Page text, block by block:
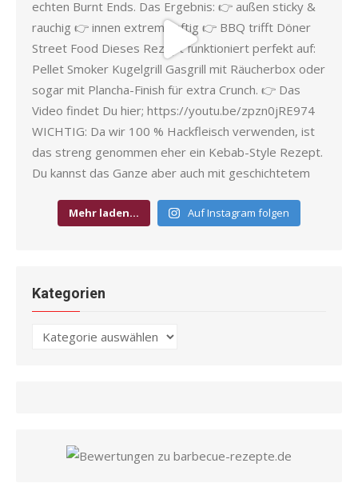
Mehr laden… Auf Instagram folgen
Kategorien
Kategorien